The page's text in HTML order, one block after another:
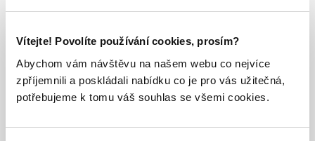
Vítejte! Povolíte používání cookies, prosím?
Abychom vám návštěvu na našem webu co nejvíce
zpříjemnili a poskládali nabídku co je pro vás užitečná,
potřebujeme k tomu váš souhlas se všemi cookies.
ZDARMA
Vrácení zboží